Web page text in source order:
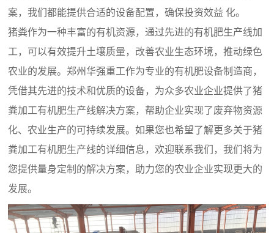
案，我们都能提供合适的设备配置，确保投资效益 化。
猪粪作为一种丰富的有机资源，通过先进的有机肥生产线加
工，可以有效提升土壤质量，改善农业生态环境，推动绿色
农业的发展。郑州华强重工作为专业的有机肥设备制造商，
凭借其先进的技术和优质的设备，为众多农业企业提供了猪
粪加工有机肥生产线解决方案，帮助企业实现了废弃物资源
化、农业生产的可持续发展。如果您也希望了解更多关于猪
粪加工有机肥生产线的详细信息，欢迎联系我们，我们将为
您提供量身定制的解决方案，助力您的农业企业实现更大的
发展。